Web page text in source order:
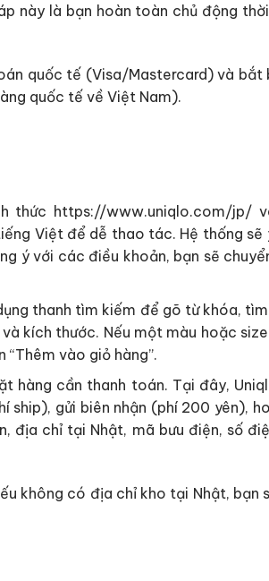
này là bạn hoàn toàn chủ động
quốc tế (Visa/Mastercard) và
quốc tế về Việt Nam).
thức https://www.uniqlo.com/jp/
Việt để dễ thao tác. Hệ thống sẽ
ý với các điều khoản, bạn sẽ
thanh tìm kiếm để gõ từ khóa,
kích thước. Nếu một màu hoặc
vào giỏ hàng”.
hàng cần thanh toán. Tại đây,
ship), gửi biên nhận (phí 200 yên),
địa chỉ tại Nhật, mã bưu điện, số
không có địa chỉ kho tại Nhật, bạn